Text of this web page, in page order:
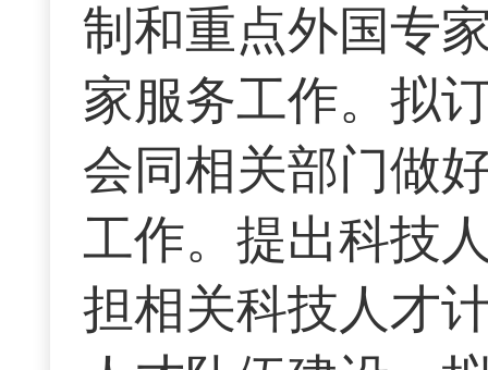
制和重点外国专
家服务工作。拟
会同相关部门做
工作。提出科技
担相关科技人才